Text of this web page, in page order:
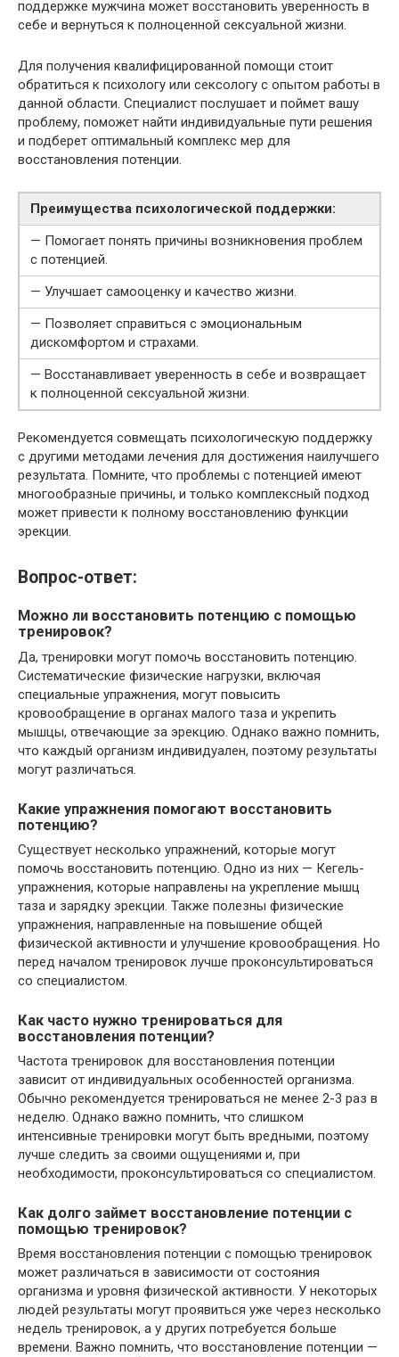
поддержке мужчина может восстановить уверенность в
себе и вернуться к полноценной сексуальной жизни.
Для получения квалифицированной помощи стоит
обратиться к психологу или сексологу с опытом работы в
данной области. Специалист послушает и поймет вашу
проблему, поможет найти индивидуальные пути решения
и подберет оптимальный комплекс мер для
восстановления потенции.
Преимущества психологической поддержки:
— Помогает понять причины возникновения проблем
с потенцией.
— Улучшает самооценку и качество жизни.
— Позволяет справиться с эмоциональным
дискомфортом и страхами.
— Восстанавливает уверенность в себе и возвращает
к полноценной сексуальной жизни.
Рекомендуется совмещать психологическую поддержку
с другими методами лечения для достижения наилучшего
результата. Помните, что проблемы с потенцией имеют
многообразные причины, и только комплексный подход
может привести к полному восстановлению функции
эрекции.
Вопрос-ответ:
Можно ли восстановить потенцию с помощью
тренировок?
Да, тренировки могут помочь восстановить потенцию.
Систематические физические нагрузки, включая
специальные упражнения, могут повысить
кровообращение в органах малого таза и укрепить
мышцы, отвечающие за эрекцию. Однако важно помнить,
что каждый организм индивидуален, поэтому результаты
могут различаться.
Какие упражнения помогают восстановить
потенцию?
Существует несколько упражнений, которые могут
помочь восстановить потенцию. Одно из них — Кегель-
упражнения, которые направлены на укрепление мышц
таза и зарядку эрекции. Также полезны физические
упражнения, направленные на повышение общей
физической активности и улучшение кровообращения. Но
перед началом тренировок лучше проконсультироваться
со специалистом.
Как часто нужно тренироваться для
восстановления потенции?
Частота тренировок для восстановления потенции
зависит от индивидуальных особенностей организма.
Обычно рекомендуется тренироваться не менее 2-3 раз в
неделю. Однако важно помнить, что слишком
интенсивные тренировки могут быть вредными, поэтому
лучше следить за своими ощущениями и, при
необходимости, проконсультироваться со специалистом.
Как долго займет восстановление потенции с
помощью тренировок?
Время восстановления потенции с помощью тренировок
может различаться в зависимости от состояния
организма и уровня физической активности. У некоторых
людей результаты могут проявиться уже через несколько
недель тренировок, а у других потребуется больше
времени. Важно помнить, что восстановление потенции —